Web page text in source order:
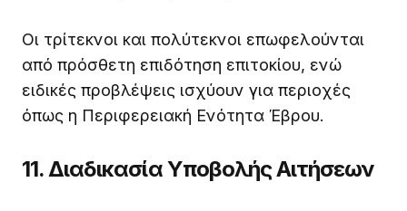
Οι τρίτεκνοι και πολύτεκνοι επωφελούνται
από πρόσθετη επιδότηση επιτοκίου, ενώ
ειδικές προβλέψεις ισχύουν για περιοχές
όπως η Περιφερειακή Ενότητα Έβρου.
11. Διαδικασία Υποβολής Αιτήσεων